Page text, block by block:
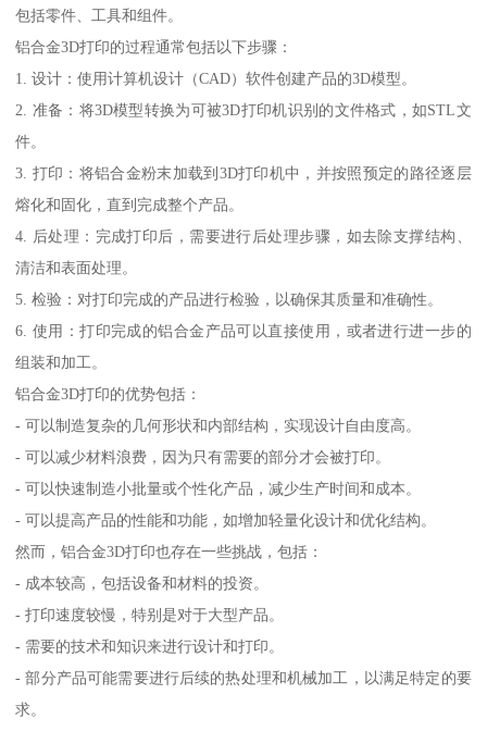
包括零件、工具和组件。
铝合金3D打印的过程通常包括以下步骤：
1. 设计：使用计算机设计（CAD）软件创建产品的3D模型。
2. 准备：将3D模型转换为可被3D打印机识别的文件格式，如STL文
件。
3. 打印：将铝合金粉末加载到3D打印机中，并按照预定的路径逐层
熔化和固化，直到完成整个产品。
4. 后处理：完成打印后，需要进行后处理步骤，如去除支撑结构、
清洁和表面处理。
5. 检验：对打印完成的产品进行检验，以确保其质量和准确性。
6. 使用：打印完成的铝合金产品可以直接使用，或者进行进一步的
组装和加工。
铝合金3D打印的优势包括：
- 可以制造复杂的几何形状和内部结构，实现设计自由度高。
- 可以减少材料浪费，因为只有需要的部分才会被打印。
- 可以快速制造小批量或个性化产品，减少生产时间和成本。
- 可以提高产品的性能和功能，如增加轻量化设计和优化结构。
然而，铝合金3D打印也存在一些挑战，包括：
- 成本较高，包括设备和材料的投资。
- 打印速度较慢，特别是对于大型产品。
- 需要的技术和知识来进行设计和打印。
- 部分产品可能需要进行后续的热处理和机械加工，以满足特定的要
求。